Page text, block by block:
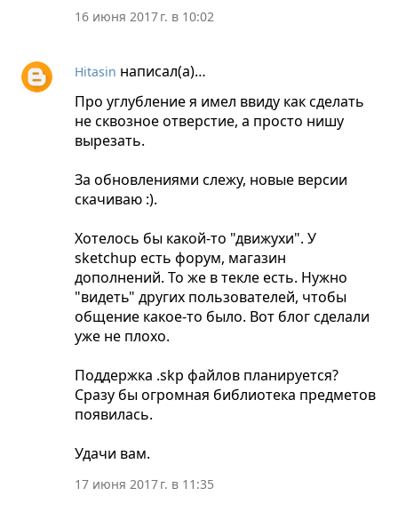
16 июня 2017 г. в 10:02
Hitasin написал(а)…
Про углубление я имел ввиду как сделать
не сквозное отверстие, а просто нишу
вырезать.
За обновлениями слежу, новые версии
скачиваю :).
Хотелось бы какой-то "движухи". У
sketchup есть форум, магазин
дополнений. То же в текле есть. Нужно
"видеть" других пользователей, чтобы
общение какое-то было. Вот блог сделали
уже не плохо.
Поддержка .skp файлов планируется?
Сразу бы огромная библиотека предметов
появилась.
Удачи вам.
17 июня 2017 г. в 11:35